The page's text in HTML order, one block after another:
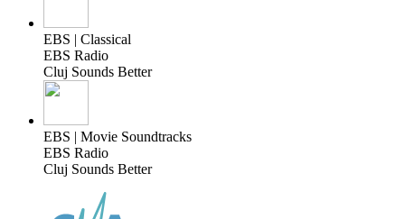
EBS | Classical
EBS Radio
Cluj Sounds Better
EBS | Movie Soundtracks
EBS Radio
Cluj Sounds Better